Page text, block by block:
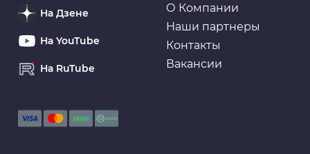
О Компании
Наши партнеры
Контакты
Вакансии
На Дзене
На YouTube
На RuTube